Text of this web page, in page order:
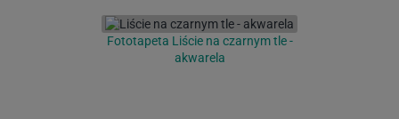
Fototapeta Liście na czarnym tle -
akwarela